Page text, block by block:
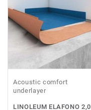
Acoustic comfort
underlayer
LINOLEUM ELAFONO 2,0